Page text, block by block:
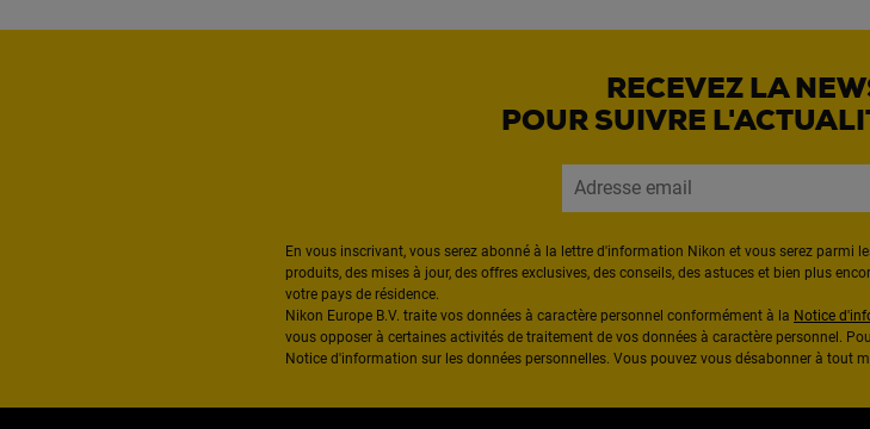
RECEVEZ LA
POUR SUIVRE
En vous inscrivant, vous serez abonné à la lettre d'information Nikon et vous serez parmi
produits, des mises à jour, des offres exclusives, des conseils, des astuces et bien plus
votre pays de résidence.
Nikon Europe B.V. traite vos données à caractère personnel conformément à la Notice
vous opposer à certaines activités de traitement de vos données à caractère personnel.
Notice d'information sur les données personnelles. Vous pouvez vous désabonner à tout